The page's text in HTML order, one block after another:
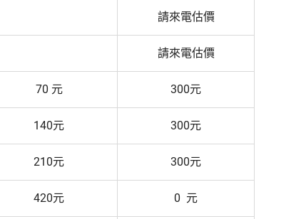
請來電估價
請來電估價
70 元 300元
140元 300元
210元 300元
420元 0 元